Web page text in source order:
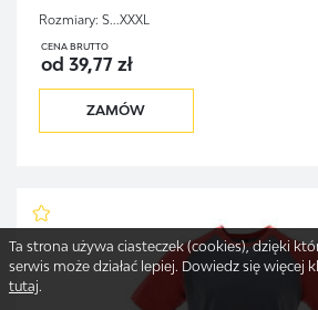
Rozmiary: S...XXXL
CENA BRUTTO
od 39,77 zł
ZAMÓW
Ta strona używa ciasteczek (cookies), dzięki
serwis może działać lepiej. Dowiedz się więcej
tutaj.